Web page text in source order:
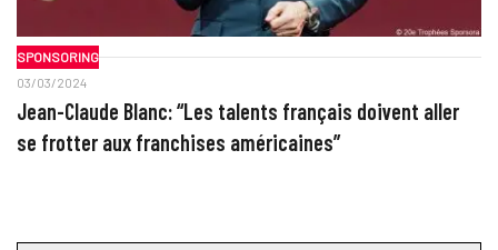
SPONSORING
03/03/2024
Jean-Claude Blanc: “Les talents français doivent aller
se frotter aux franchises américaines”